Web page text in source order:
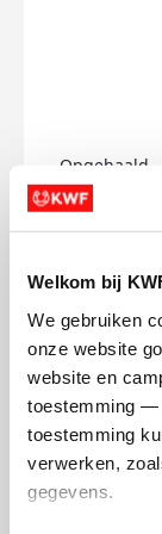
Welkom bij
We gebruiken
onze website
website en
toestemming —
toestemming
verwerken,
gegevens.
Opgehaald
€0